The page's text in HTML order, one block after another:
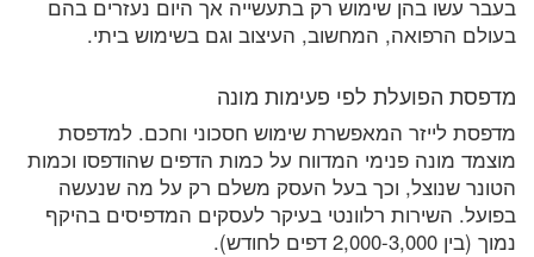
בעבר עשו בהן שימוש רק בתעשייה אך היום נעזרים בהם
בעולם הרפואה, המחשוב, העיצוב וגם בשימוש ביתי.
מדפסת הפועלת לפי פעימות מונה
מדפסת לייזר המאפשרת שימוש חסכוני וחכם. למדפסת
מוצמד מונה פנימי המדווח על כמות הדפים שהודפסו וכמות
הטונר שנוצל, וכך בעל העסק משלם רק על מה שנעשה
בפועל. השירות רלוונטי בעיקר לעסקים המדפיסים בהיקף
נמוך (בין 2,000-3,000 דפים לחודש).